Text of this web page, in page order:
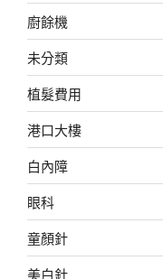
廚餘機
未分類
植髮費用
港口大樓
白內障
眼科
童顏針
美白針